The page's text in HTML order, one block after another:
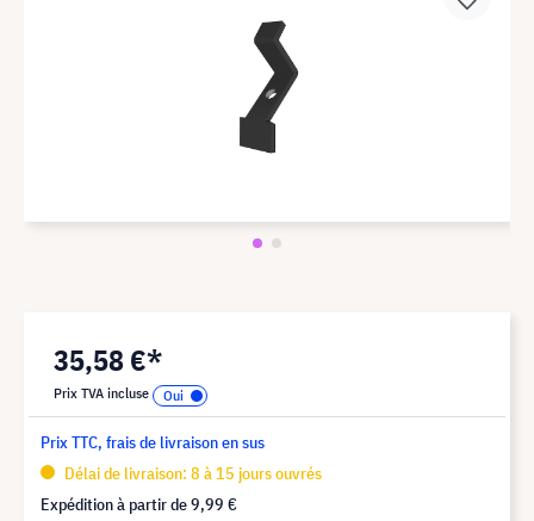
35,58 €*
Prix TVA incluse
Prix TTC, frais de livraison en sus
Délai de livraison: 8 à 15 jours ouvrés
Expédition à partir de9,99 €